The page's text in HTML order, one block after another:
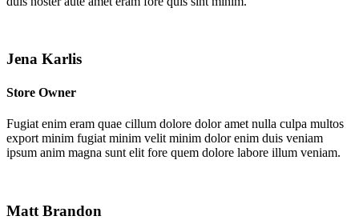
Jena Karlis
Store Owner
Fugiat enim eram quae cillum dolore dolor amet nulla culpa multos
export minim fugiat minim velit minim dolor enim duis veniam
ipsum anim magna sunt elit fore quem dolore labore illum veniam.
Matt Brandon